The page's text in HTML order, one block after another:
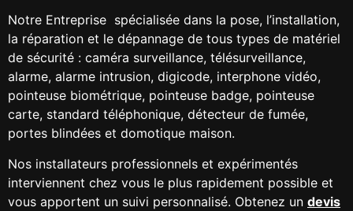
Notre Entreprise spécialisée dans la pose, l’installation,
la réparation et le dépannage de tous types de matériel
de sécurité : caméra surveillance, télésurveillance,
alarme, alarme intrusion, digicode, interphone vidéo,
pointeuse biométrique, pointeuse badge, pointeuse
carte, standard téléphonique, détecteur de fumée,
portes blindées et domotique maison.
Nos installateurs professionnels et expérimentés
interviennent chez vous le plus rapidement possible et
vous apportent un suivi personnalisé. Obtenez un devis